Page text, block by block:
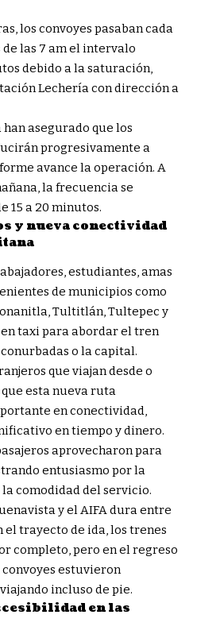
los convoyes pasaban cada
de las 7 am el intervalo
debido a la saturación,
Lechería con dirección a
asegurado que los
progresivamente a
avance la operación. A
la frecuencia se
15 a 20 minutos.
y nueva conectividad
estudiantes, amas
de municipios como
Tultitlán, Tultepec y
taxi para abordar el tren
o la capital.
que viajan desde o
esta nueva ruta
en conectividad,
en tiempo y dinero.
aprovecharon para
entusiasmo por la
comodidad del servicio.
y el AIFA dura entre
el trayecto de ida, los trenes
completo, pero en el regreso
convoyes estuvieron
incluso de pie.
en las